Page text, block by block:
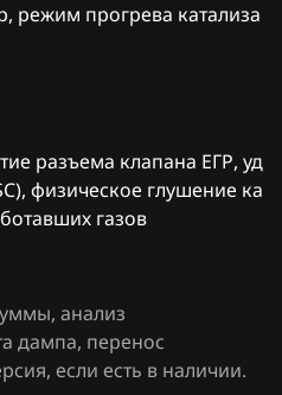
режим прогрева катализа
разъема клапана ЕГР, уд
физическое глушение ка
газов
анализ
дампа, перенос
если есть в наличии.